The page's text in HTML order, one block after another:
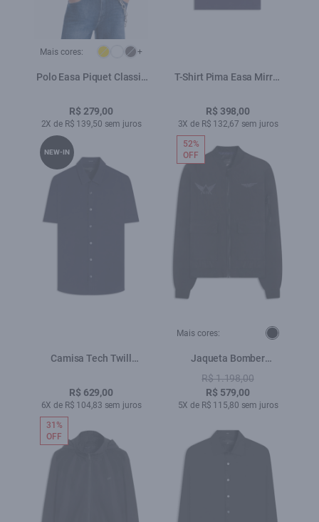
Mais cores: +
Polo Easa Piquet Classic
R$ 279,00
2X de R$ 139,50 sem juros
T-Shirt Pima Easa Mirror
R$ 398,00
3X de R$ 132,67 sem juros
Camisa Tech Twill
Blue
R$ 629,00
6X de R$ 104,83 sem juros
NEW-IN
Mais cores:
Jaqueta Bomber
Embroidery Preto
R$ 1.198,00
R$ 579,00
5X de R$ 115,80 sem juros
52%
OFF
31%
OFF